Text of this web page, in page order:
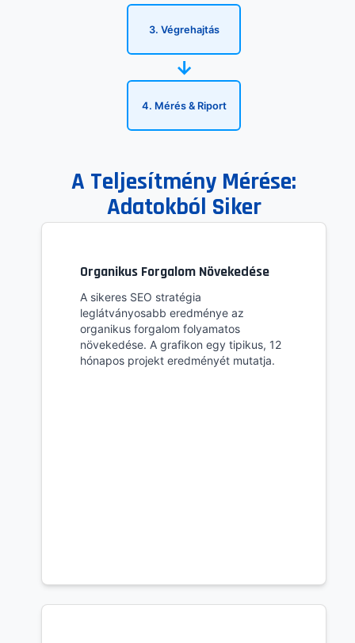
3. Végrehajtás
→
4. Mérés & Riport
A Teljesítmény Mérése:
Adatokból Siker
Organikus Forgalom Növekedése
A sikeres SEO stratégia
leglátványosabb eredménye az
organikus forgalom folyamatos
növekedése. A grafikon egy tipikus, 12
hónapos projekt eredményét mutatja.